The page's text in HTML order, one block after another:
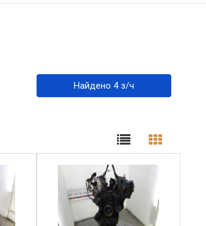
Найдено 4 з/ч